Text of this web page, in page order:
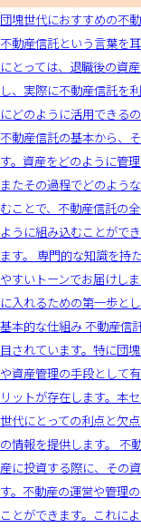
団塊世代におすすめの不
不動産信託という言葉を
にとっては、退職後の資
し、実際に不動産信託を
にどのように活用できる
不動産信託の基本から、
す。資産をどのように管
またその過程でどのよう
むことで、不動産信託の
ように組み込むことがで
ます。 専門的な知識を持
やすいトーンでお届けし
に入れるための第一歩と
基本的な仕組み 不動産信
目されています。特に団
や資産管理の手段として
リットが存在します。本
世代にとっての利点と欠
の情報を提供します。 不
産に投資する際に、その
す。不動産の運営や管理
ことができます。これに